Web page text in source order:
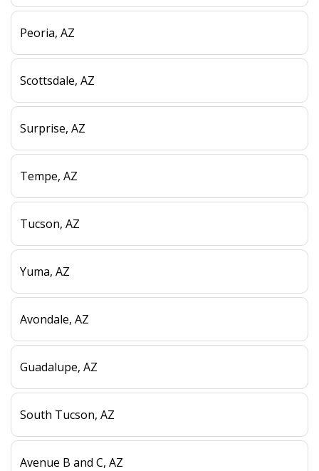
Peoria, AZ
Scottsdale, AZ
Surprise, AZ
Tempe, AZ
Tucson, AZ
Yuma, AZ
Avondale, AZ
Guadalupe, AZ
South Tucson, AZ
Avenue B and C, AZ